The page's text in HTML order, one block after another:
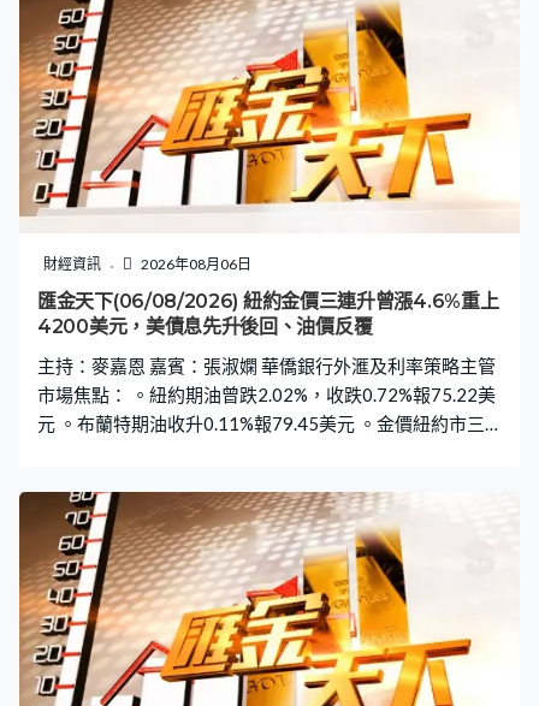
低見60.87美元 。美國上周首次申領失業救濟人數增1000
至19.9萬人低於預期 。Challenger：7月美國企業裁減職位
33429個按年少46.1% 。美國第二季非農業生產力初值增
長1.4%超預期 。英國金融時報引述熟悉沃什人士指，若通
脹未來數周通脹數據強，沃什準備9月加息
財經資訊 2026年08月06日
匯金天下(06/08/2026) 紐約金價三連升曾漲4.6%重上
4200美元，美債息先升後回、油價反覆
主持：麥嘉恩 嘉賓：張淑嫻 華僑銀行外滙及利率策略主管
市場焦點： 。紐約期油曾跌2.02%，收跌0.72%報75.22美
元 。布蘭特期油收升0.11%報79.45美元 。金價紐約市三
持加息 。明尼阿波利斯聯儲行行長：需升息遏抑通脹，建
議9月起加息 。美國7月ADP新增私人職位降至4.4萬個低
於預期 。美國7月ISM服務業指數微升至54.1但低於預期